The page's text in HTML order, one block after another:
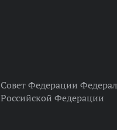
Совет Федерации
Российской Федерации